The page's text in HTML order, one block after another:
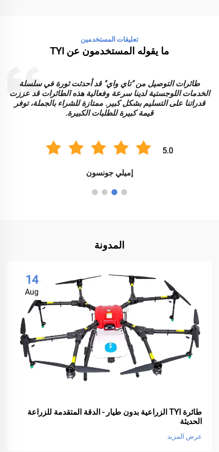
تعليقات المستخدمين
ما يقوله المستخدمون عن TYI
طائرات التوصيل من "تاي واي" قد أحدثت ثورة في سلسلة
الخدمات اللوجستية لدينا سرعة وفعالية هذه الطائرات قد عززت
قدراتنا على التسليم بشكل كبير. ممتازة للشراء بالجملة، توفر
قيمة كبيرة للطلبات الكبيرة.
5.0
إميلي جونسون
المدونة
14
Aug
طائرة TYI الزراعية بدون طيار - الدقة المتقدمة للزراعة
الحديثة
عرض المزيد